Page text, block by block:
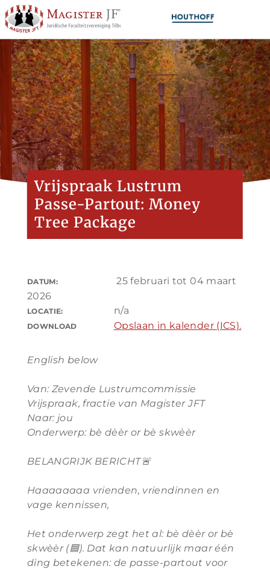
Vrijspraak Lustrum
Passe-Partout: Money
Tree Package
DATUM:
25 februari tot 04 maart
2026
LOCATIE: n/a
DOWNLOAD Opslaan in kalender (ICS).
English below
Van: Zevende Lustrumcommissie
Vrijspraak, fractie van Magister JFT
Naar: jou
Onderwerp: bè dèèr or bè skwèèr
BELANGRIJK BERICHT🚨
Haaaaaaaa vrienden, vriendinnen en
vage kennissen,
Het onderwerp zegt het al: bè dèèr or bè
skwèèr (🟦). Dat kan natuurlijk maar één
ding betekenen: de passe-partout voor